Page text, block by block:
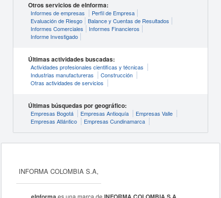
Otros servicios de eInforma:
Informes de empresas
Perfil de Empresa
Evaluación de Riesgo
Balance y Cuentas de Resultados
Informes Comerciales
Informes Financieros
Informe Investigado
Últimas actividades buscadas:
Actividades profesionales cientificas y técnicas
Industrias manufactureras
Construcción
Otras actividades de servicios
Últimas búsquedas por geográfico:
Empresas Bogotá Empresas Antioquía
Empresas Valle
Empresas Atlántico
Empresas Cundinamarca
INFORMA COLOMBIA S.A,